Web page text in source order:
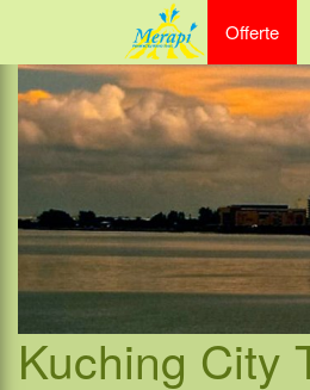
Offerte
Kuching City